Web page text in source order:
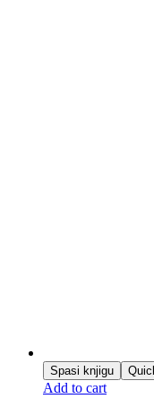
Spasi knjigu
Add to cart